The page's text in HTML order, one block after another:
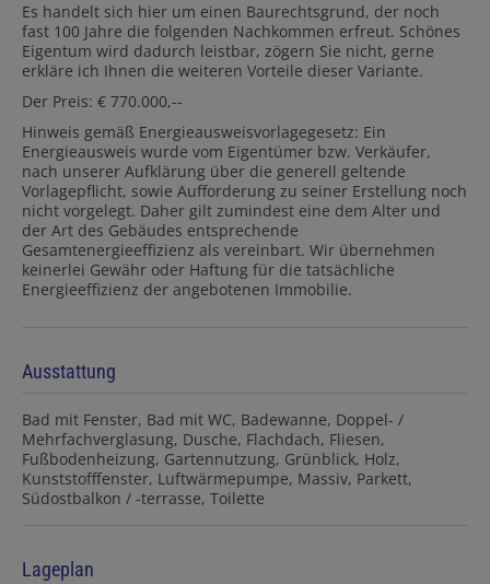
Es handelt sich hier um einen Baurechtsgrund, der noch
fast 100 Jahre die folgenden Nachkommen erfreut. Schönes
Eigentum wird dadurch leistbar, zögern Sie nicht, gerne
erkläre ich Ihnen die weiteren Vorteile dieser Variante.
Der Preis: € 770.000,--
Hinweis gemäß Energieausweisvorlagegesetz: Ein
Energieausweis wurde vom Eigentümer bzw. Verkäufer,
nach unserer Aufklärung über die generell geltende
Vorlagepflicht, sowie Aufforderung zu seiner Erstellung noch
nicht vorgelegt. Daher gilt zumindest eine dem Alter und
der Art des Gebäudes entsprechende
Gesamtenergieeffizienz als vereinbart. Wir übernehmen
keinerlei Gewähr oder Haftung für die tatsächliche
Energieeffizienz der angebotenen Immobilie.
Ausstattung
Bad mit Fenster Bad mit WC Badewanne Doppel- /
Mehrfachverglasung Dusche Flachdach Fliesen
Fußbodenheizung Gartennutzung Grünblick Holz
Kunststofffenster Luftwärmepumpe Massiv Parkett
Südostbalkon / -terrasse Toilette
Lageplan